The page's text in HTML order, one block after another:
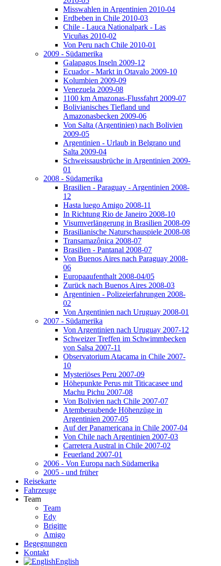
Misswahlen in Argentinien 2010-04
Erdbeben in Chile 2010-03
Chile - Lauca Nationalpark - Las
Vicuñas 2010-02
Von Peru nach Chile 2010-01
2009 - Südamerika
Galapagos Inseln 2009-12
Ecuador - Markt in Otavalo 2009-10
Kolumbien 2009-09
Venezuela 2009-08
1100 km Amazonas-Flussfahrt 2009-07
Bolivianisches Tiefland und
Amazonasbecken 2009-06
Von Salta (Argentinien) nach Bolivien
2009-05
Argentinien - Urlaub in Belgrano und
Salta 2009-04
Schweissausbrüche in Argentinien 2009-
01
2008 - Südamerika
Brasilien - Paraguay - Argentinien 2008-
12
Hasta luego Amigo 2008-11
In Richtung Rio de Janeiro 2008-10
Visumverlängerung in Brasilien 2008-09
Brasilianische Naturschauspiele 2008-08
Transamazônica 2008-07
Brasilien - Pantanal 2008-07
Von Buenos Aires nach Paraguay 2008-
06
Europaaufenthalt 2008-04/05
Zurück nach Buenos Aires 2008-03
Argentinien - Polizeierfahrungen 2008-
02
Von Argentinien nach Uruguay 2008-01
2007 - Südamerika
Von Argentinien nach Uruguay 2007-12
Schweizer Treffen im Schwimmbecken
von Salsa 2007-11
Observatorium Atacama in Chile 2007-
10
Mysteriöses Peru 2007-09
Höhepunkte Perus mit Titicacasee und
Machu Pichu 2007-08
Von Bolivien nach Chile 2007-07
Atemberaubende Höhenzüge in
Argentinien 2007-05
Auf der Panamericana in Chile 2007-04
Von Chile nach Argentinien 2007-03
Carretera Austral in Chile 2007-02
Feuerland 2007-01
2006 - Von Europa nach Südamerika
2005 - und früher
Reisekarte
Fahrzeuge
Team
Team
Edy
Brigitte
Amigo
Begegnungen
Kontakt
English